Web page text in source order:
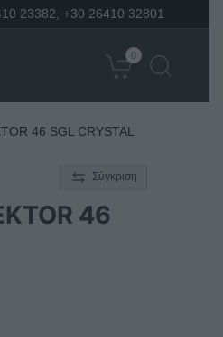
23382 +30 26410 32801
0
46 SGL CRYSTAL
Σύγκριση
46